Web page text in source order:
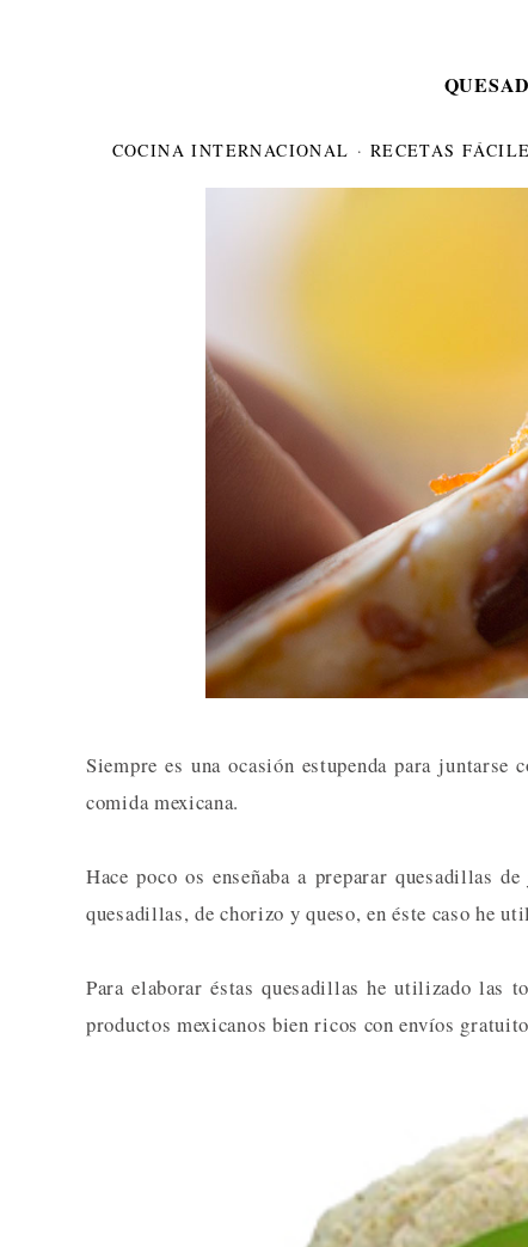
COCINA INTERNACIONAL · RECETAS
Siempre es una ocasión estupenda para juntarse
comida mexicana.
Hace poco os enseñaba a preparar quesadillas
quesadillas, de chorizo y queso, en éste caso he
Para elaborar éstas quesadillas he utilizado
productos mexicanos bien ricos con envíos